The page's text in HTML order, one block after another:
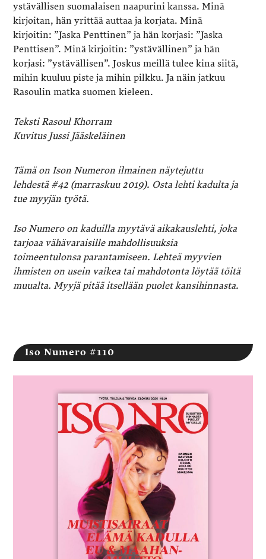
ystävällisen suomalaisen naapurini kanssa. Minä
kirjoitan, hän yrittää auttaa ja korjata. Minä
kirjoitin: ”Jaska Penttinen” ja hän korjasi: ”Jaska
Penttisen”. Minä kirjoitin: ”ystävällinen” ja hän
korjasi: ”ystävällisen”. Joskus meillä tulee kina siitä,
mihin kuuluu piste ja mihin pilkku. Ja näin jatkuu
Rasoulin matka suomen kieleen.
Teksti Rasoul Khorram
Kuvitus Jussi Jääskeläinen
Tämä on Ison Numeron ilmainen näytejuttu
lehdestä #42 (marraskuu 2019). Osta lehti kadulta ja
tue myyjän työtä.
Iso Numero on kaduilla myytävä aikakauslehti, joka
tarjoaa vähävaraisille mahdollisuuksia
toimeentulonsa parantamiseen. Lehteä myyvien
ihmisten on usein vaikea tai mahdotonta löytää töitä
muualta. Myyjä pitää itsellään puolet kansihinnasta.
Iso Numero #110